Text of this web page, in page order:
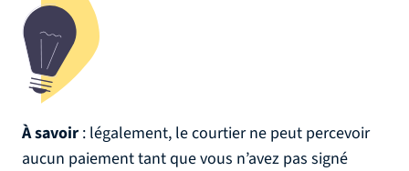
À savoir : légalement, le courtier ne peut percevoir
aucun paiement tant que vous n’avez pas signé